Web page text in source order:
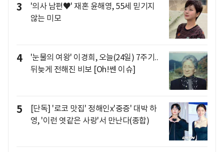
3
'의사 남편♥' 재혼 윤해영, 55세 믿기지
않는 미모
4
'눈물의 여왕' 이경희, 오늘(24일) 7주기..
뒤늦게 전해진 비보 [Oh!쎈 이슈]
5
[단독] '로코 맛집' 정해인x'중증' 대박 하
영, '이런 엿같은 사랑'서 만난다(종합)